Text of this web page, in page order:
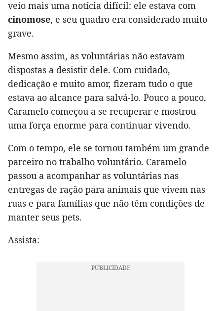
veio mais uma notícia difícil: ele estava com
cinomose, e seu quadro era considerado muito
grave.
Mesmo assim, as voluntárias não estavam
dispostas a desistir dele. Com cuidado,
dedicação e muito amor, fizeram tudo o que
estava ao alcance para salvá-lo. Pouco a pouco,
Caramelo começou a se recuperar e mostrou
uma força enorme para continuar vivendo.
Com o tempo, ele se tornou também um grande
parceiro no trabalho voluntário. Caramelo
passou a acompanhar as voluntárias nas
entregas de ração para animais que vivem nas
ruas e para famílias que não têm condições de
manter seus pets.
Assista: